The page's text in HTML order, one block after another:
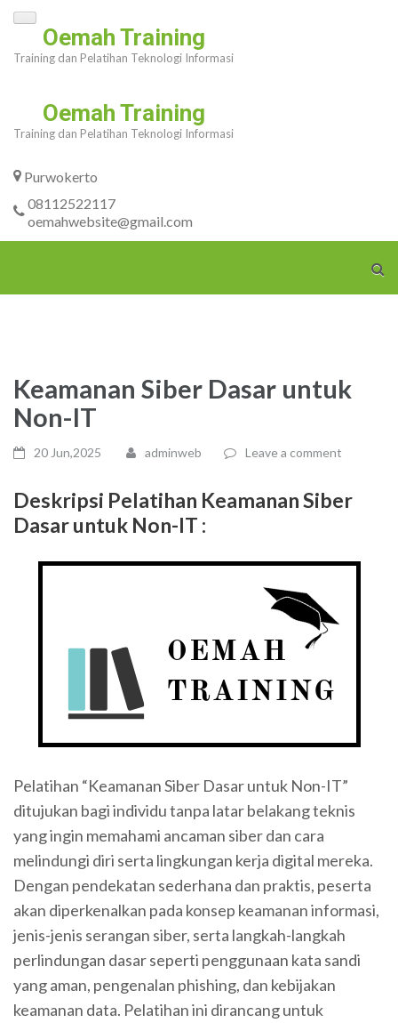
Skip
content
Enter)
Oemah Training
Training dan Pelatihan Teknologi Informasi
Oemah Training
Training dan Pelatihan Teknologi Informasi
Purwokerto
08112522117
oemahwebsite@gmail.com
Keamanan Siber Dasar untuk
Non-IT
20 Jun,2025 adminweb Leave a comment
Deskripsi Pelatihan Keamanan Siber
Dasar untuk Non-IT :
Pelatihan “Keamanan Siber Dasar untuk Non-IT”
ditujukan bagi individu tanpa latar belakang teknis
yang ingin memahami ancaman siber dan cara
melindungi diri serta lingkungan kerja digital mereka.
Dengan pendekatan sederhana dan praktis, peserta
akan diperkenalkan pada konsep keamanan informasi,
jenis-jenis serangan siber, serta langkah-langkah
perlindungan dasar seperti penggunaan kata sandi
yang aman, pengenalan phishing, dan kebijakan
keamanan data. Pelatihan ini dirancang untuk